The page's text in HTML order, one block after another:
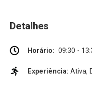
Detalhes
Horário: 09:30 -
Experiência: Ativa,